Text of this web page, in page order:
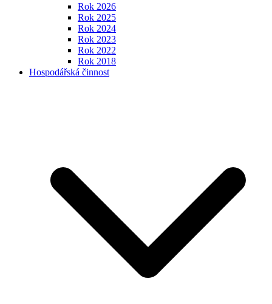
Rok 2026
Rok 2025
Rok 2024
Rok 2023
Rok 2022
Rok 2018
Hospodářská činnost